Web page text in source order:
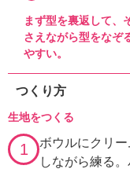
まず型を裏返して、
さえながら型をなぞ
やすい。
つくり方
生地をつくる
1
ボウルにクリ
しながら練る